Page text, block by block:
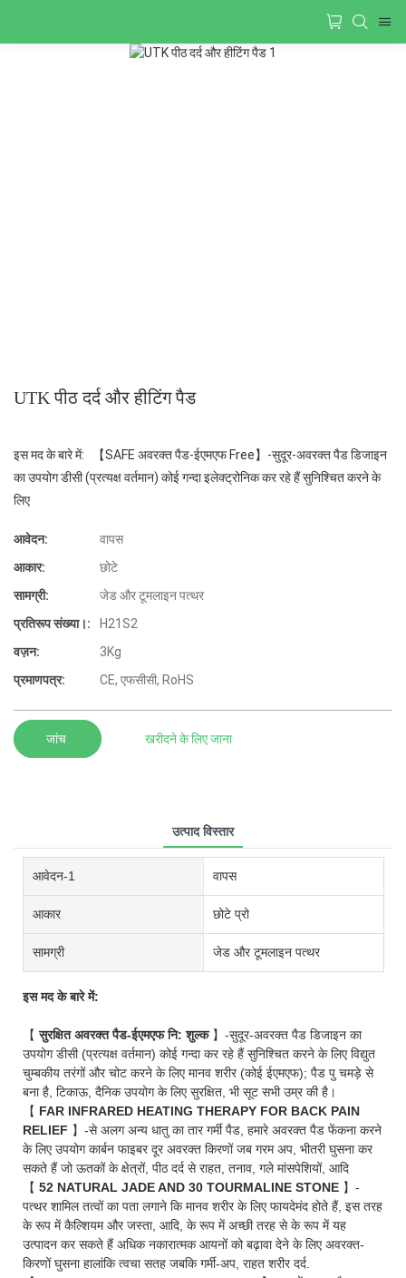
UTK पीठ दर्द और हीटिंग पैड
इस मद के बारे में: 【SAFE अवरक्त पैड-ईएमएफ Free】-सुदूर-अवरक्त पैड डिजाइन
का उपयोग डीसी (प्रत्यक्ष वर्तमान) कोई गन्दा इलेक्ट्रोनिक कर रहे हैं सुनिश्चित करने के
लिए
आवेदन:
वापस
आकार:
छोटे
सामग्री:
जेड और टूमलाइन पत्थर
प्रतिरूप संख्या।:
H21S2
वज़न:
3Kg
प्रमाणपत्र:
CE, एफसीसी, RoHS
जांच खरीदने के लिए जाना
उत्पाद विस्तार
आवेदन-1 वापस
आकार छोटे प्रो
सामग्री जेड और टूमलाइन पत्थर
इस मद के बारे में:
【सुरक्षित अवरक्त पैड-ईएमएफ नि: शुल्क 】-सुदूर-अवरक्त पैड डिजाइन का
उपयोग डीसी (प्रत्यक्ष वर्तमान) कोई गन्दा कर रहे हैं सुनिश्चित करने के लिए विद्युत
चुम्बकीय तरंगों और चोट करने के लिए मानव शरीर (कोई ईएमएफ); पैड पु चमड़े से
बना है, टिकाऊ, दैनिक उपयोग के लिए सुरक्षित, भी सूट सभी उम्र की है।
【 FAR INFRARED HEATING THERAPY FOR BACK PAIN
RELIEF 】-से अलग अन्य धातु का तार गर्मी पैड, हमारे अवरक्त पैड फेंकना करने
के लिए उपयोग कार्बन फाइबर दूर अवरक्त किरणों जब गरम अप, भीतरी घुसना कर
सकते हैं जो ऊतकों के क्षेत्रों, पीठ दर्द से राहत, तनाव, गले मांसपेशियों, आदि
【 52 NATURAL JADE AND 30 TOURMALINE STONE 】-
पत्थर शामिल तत्वों का पता लगाने कि मानव शरीर के लिए फायदेमंद होते हैं, इस तरह
के रूप में कैल्शियम और जस्ता, आदि, के रूप में अच्छी तरह से के रूप में यह
उत्पादन कर सकते हैं अधिक नकारात्मक आयनों को बढ़ावा देने के लिए अवरक्त-
किरणों घुसना हालांकि त्वचा सतह जबकि गर्मी-अप, राहत शरीर दर्द.